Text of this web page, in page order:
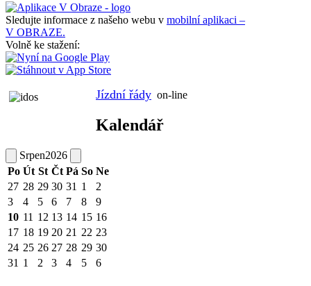
Sledujte informace z našeho webu v mobilní aplikaci –
V OBRAZE.
Volně ke stažení:
Jízdní řády on-line
Kalendář
Srpen2026
Po Út St Čt Pá So Ne
27 28 29 30 31 1
2
3
4 5 6 7 8
9
10 11 12 13 14 15 16
17 18 19 20 21 22 23
24 25 26 27 28 29 30
31 1 2 3 4 5 6